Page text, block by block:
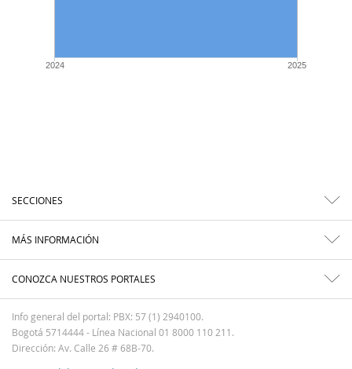
2024 2025
SECCIONES
MÁS INFORMACIÓN
CONOZCA NUESTROS PORTALES
Info general del portal: PBX: 57 (1) 2940100.
Bogotá 5714444 - Línea Nacional 01 8000 110 211.
Dirección: Av. Calle 26 # 68B-70.